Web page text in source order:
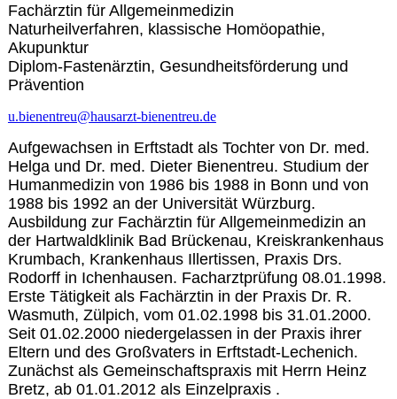
Fachärztin für Allgemeinmedizin
Naturheilverfahren, klassische Homöopathie,
Akupunktur
Diplom-Fastenärztin, Gesundheitsförderung und
Prävention
u.bienentreu@hausarzt-bienentreu.de
Aufgewachsen in Erftstadt als Tochter von Dr. med.
Helga und Dr. med. Dieter Bienentreu. Studium der
Humanmedizin von 1986 bis 1988 in Bonn und von
1988 bis 1992 an der Universität Würzburg.
Ausbildung zur Fachärztin für Allgemeinmedizin an
der Hartwaldklinik Bad Brückenau, Kreiskrankenhaus
Krumbach, Krankenhaus Illertissen, Praxis Drs.
Rodorff in Ichenhausen. Facharztprüfung 08.01.1998.
Erste Tätigkeit als Fachärztin in der Praxis Dr. R.
Wasmuth, Zülpich, vom 01.02.1998 bis 31.01.2000.
Seit 01.02.2000 niedergelassen in der Praxis ihrer
Eltern und des Großvaters in Erftstadt-Lechenich.
Zunächst als Gemeinschaftspraxis mit Herrn Heinz
Bretz, ab 01.01.2012 als Einzelpraxis .